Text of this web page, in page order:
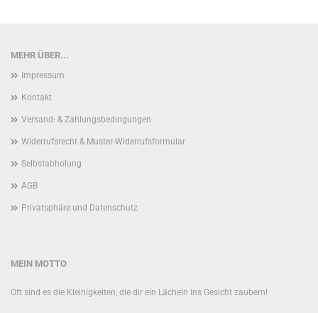
MEHR ÜBER...
Impressum
Kontakt
Versand- & Zahlungsbedingungen
Widerrufsrecht & Muster-Widerrufsformular
Selbstabholung
AGB
Privatsphäre und Datenschutz
MEIN MOTTO
Oft sind es die Kleinigkeiten, die dir ein Lächeln ins Gesicht zaubern!